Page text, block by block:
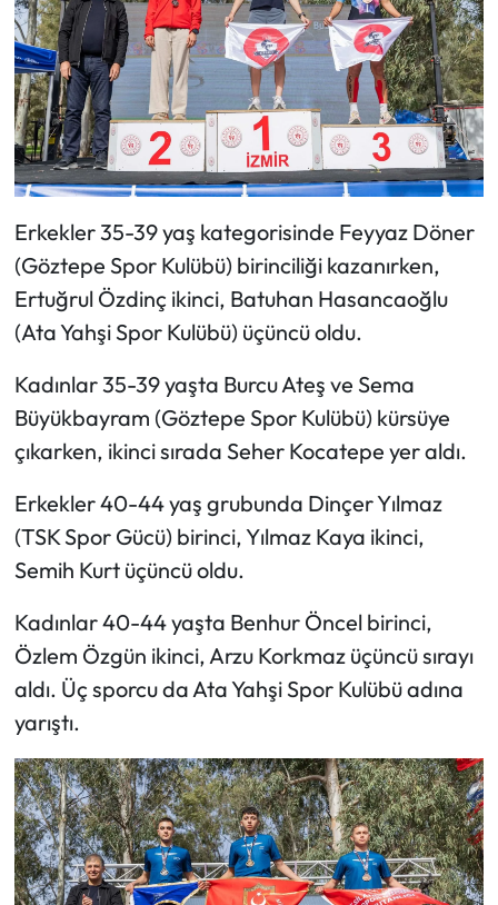
Erkekler 35-39 yaş kategorisinde Feyyaz Döner
(Göztepe Spor Kulübü) birinciliği kazanırken,
Ertuğrul Özdinç ikinci, Batuhan Hasancaoğlu
(Ata Yahşi Spor Kulübü) üçüncü oldu.
Kadınlar 35-39 yaşta Burcu Ateş ve Sema
Büyükbayram (Göztepe Spor Kulübü) kürsüye
çıkarken, ikinci sırada Seher Kocatepe yer aldı.
Erkekler 40-44 yaş grubunda Dinçer Yılmaz
(TSK Spor Gücü) birinci, Yılmaz Kaya ikinci,
Semih Kurt üçüncü oldu.
Kadınlar 40-44 yaşta Benhur Öncel birinci,
Özlem Özgün ikinci, Arzu Korkmaz üçüncü sırayı
aldı. Üç sporcu da Ata Yahşi Spor Kulübü adına
yarıştı.